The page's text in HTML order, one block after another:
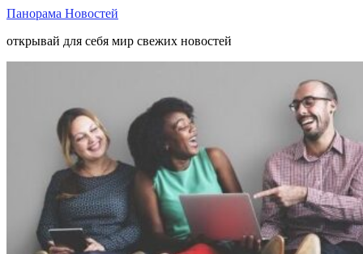
Панорама Новостей
открывай для себя мир свежих новостей